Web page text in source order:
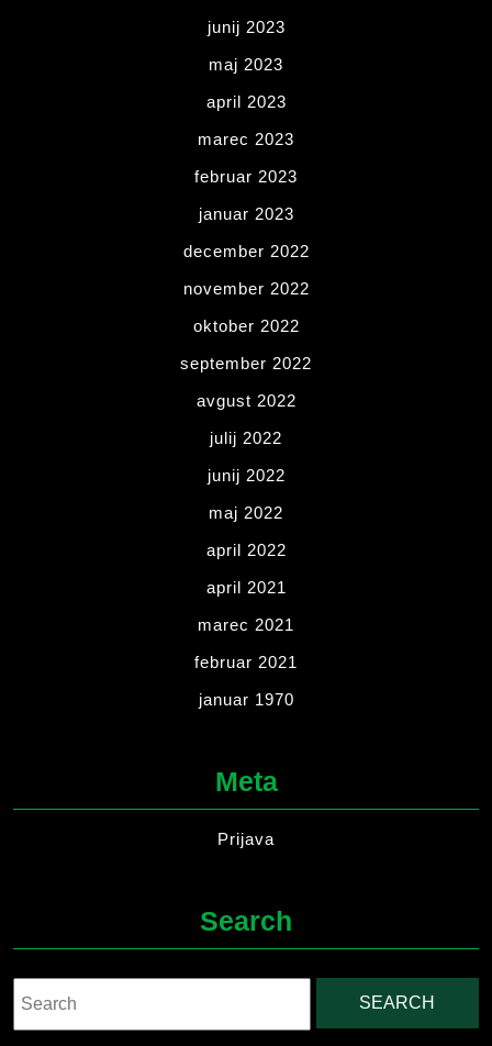
junij 2023
maj 2023
april 2023
marec 2023
februar 2023
januar 2023
december 2022
november 2022
oktober 2022
september 2022
avgust 2022
julij 2022
junij 2022
maj 2022
april 2022
april 2021
marec 2021
februar 2021
januar 1970
Meta
Prijava
Search
for: